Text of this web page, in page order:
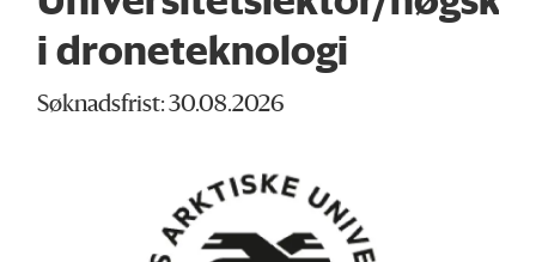
i droneteknologi
Søknadsfrist: 30.08.2026